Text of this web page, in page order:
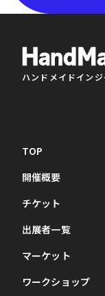
ハンドメイドイン
TOP
開催概要
チケット
出展者一覧
マーケット
ワークショップ